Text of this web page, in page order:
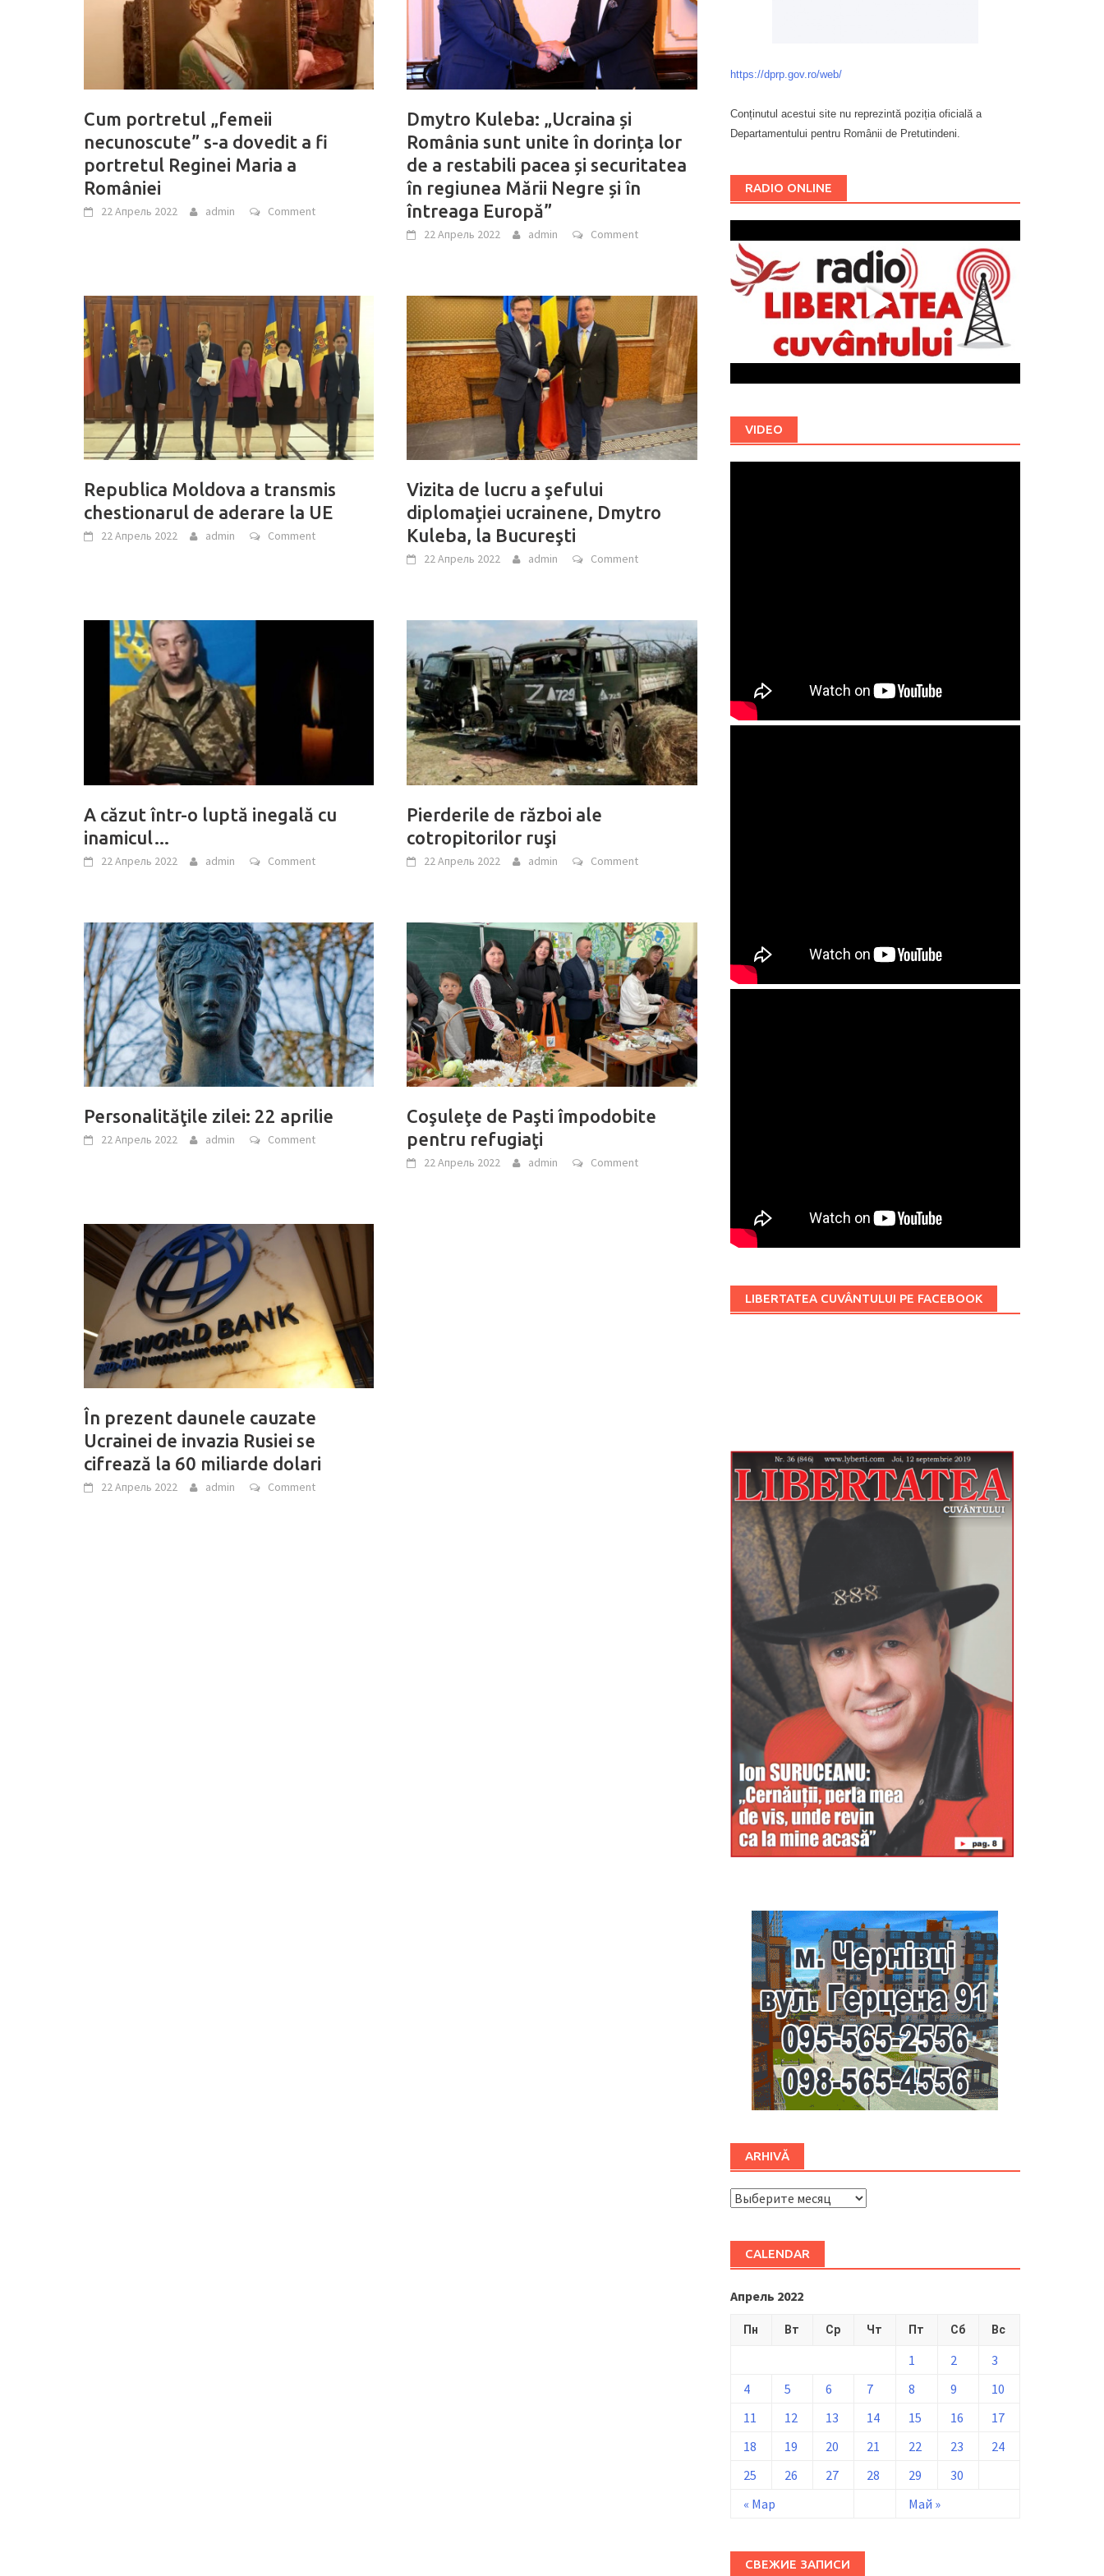
Cum portretul „femeii
necunoscute” s-a dovedit a fi
portretul Reginei Maria a
României
22 Апрель 2022 admin Comment
Dmytro Kuleba: „Ucraina și
România sunt unite în dorința lor
de a restabili pacea și securitatea
în regiunea Mării Negre și în
întreaga Europă”
22 Апрель 2022 admin Comment
Republica Moldova a transmis
chestionarul de aderare la UE
22 Апрель 2022 admin Comment
Vizita de lucru a şefului
diplomaţiei ucrainene, Dmytro
Kuleba, la Bucureşti
22 Апрель 2022 admin Comment
A căzut într-o luptă inegală cu
inamicul…
22 Апрель 2022 admin Comment
Pierderile de război ale
cotropitorilor ruşi
22 Апрель 2022 admin Comment
Personalităţile zilei: 22 aprilie
22 Апрель 2022 admin Comment
Coşuleţe de Paşti împodobite
pentru refugiaţi
22 Апрель 2022 admin Comment
În prezent daunele cauzate
Ucrainei de invazia Rusiei se
cifrează la 60 miliarde dolari
22 Апрель 2022 admin Comment
https://dprp.gov.ro/web/
Conținutul acestui site nu reprezintă poziția oficială a
Departamentului pentru Românii de Pretutindeni.
RADIO ONLINE
VIDEO
LIBERTATEA CUVÂNTULUI PE FACEBOOK
ARHIVĂ
ARHIVĂ
CALENDAR
Апрель 2022
Пн Вт Ср Чт Пт Сб Вс
« Мар Май »
1 2
3
4
5 6 7 8 9
10
11
12 13 14 15 16
17
18
19 20 21 22 23
24
25
26 27 28 29 30
СВЕЖИЕ ЗАПИСИ